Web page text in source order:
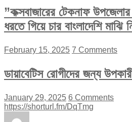
”কক্সবাজারের টেকনাফ
ধরতে গিয়ে চার বাংলাদেশি মাঝি
February 15, 2025 7 Comments
ডায়াবেটিস রোগীদের জন্য
January 29, 2025 6 Comments
https://shorturl.fm/DqTmg